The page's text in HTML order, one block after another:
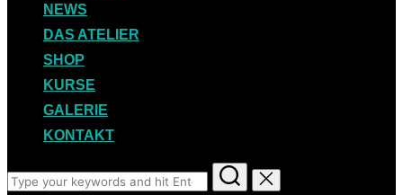
NEWS
DAS ATELIER
SHOP
KURSE
GALERIE
KONTAKT
Search
for: